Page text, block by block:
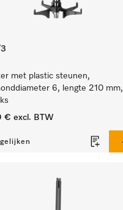
met plastic steunen,
6, lengte 210 mm,
€ excl. BTW